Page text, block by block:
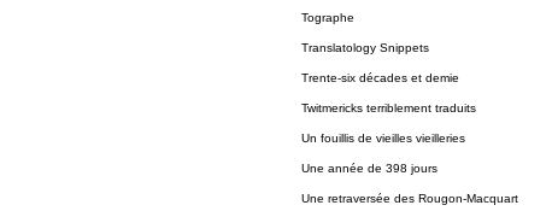
Tographe
Translatology Snippets
Trente-six décades et demie
Twitmericks terriblement traduits
Un fouillis de vieilles vieilleries
Une année de 398 jours
Une retraversée des Rougon-Macquart